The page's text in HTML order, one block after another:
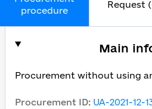
procedure
Request
Main
Procurement without using
Procurement ID: UA-2021-12-